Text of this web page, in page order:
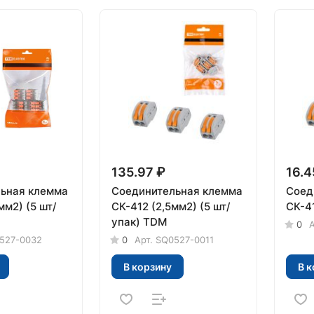
клемма
(5 шт/
0032
135.97 ₽
Соединительная клемма
СК-412 (2,5мм2) (5 шт/
упак) TDM
0 Арт. SQ0527-0011
В корзину
СК-
0
В